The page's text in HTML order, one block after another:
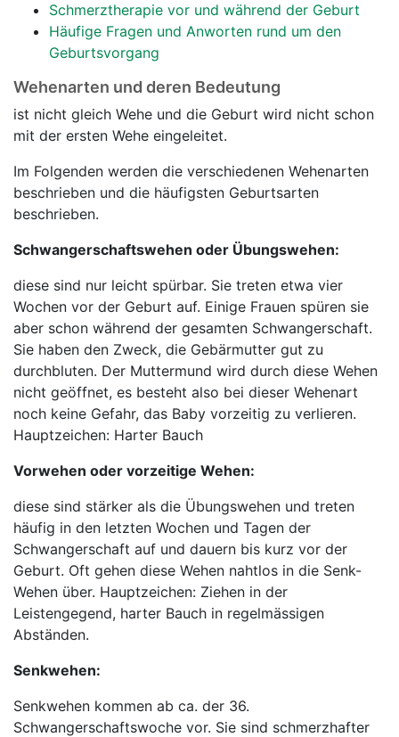
Schmerztherapie vor und während der Geburt
Häufige Fragen und Anworten rund um den
Geburtsvorgang
Wehenarten und deren Bedeutung
ist nicht gleich Wehe und die Geburt wird nicht schon
mit der ersten Wehe eingeleitet.
Im Folgenden werden die verschiedenen Wehenarten
beschrieben und die häufigsten Geburtsarten
beschrieben.
Schwangerschaftswehen oder Übungswehen:
diese sind nur leicht spürbar. Sie treten etwa vier
Wochen vor der Geburt auf. Einige Frauen spüren sie
aber schon während der gesamten Schwangerschaft.
Sie haben den Zweck, die Gebärmutter gut zu
durchbluten. Der Muttermund wird durch diese Wehen
nicht geöffnet, es besteht also bei dieser Wehenart
noch keine Gefahr, das Baby vorzeitig zu verlieren.
Hauptzeichen: Harter Bauch
Vorwehen oder vorzeitige Wehen:
diese sind stärker als die Übungswehen und treten
häufig in den letzten Wochen und Tagen der
Schwangerschaft auf und dauern bis kurz vor der
Geburt. Oft gehen diese Wehen nahtlos in die Senk-
Wehen über. Hauptzeichen: Ziehen in der
Leistengegend, harter Bauch in regelmässigen
Abständen.
Senkwehen:
Senkwehen kommen ab ca. der 36.
Schwangerschaftswoche vor. Sie sind schmerzhafter